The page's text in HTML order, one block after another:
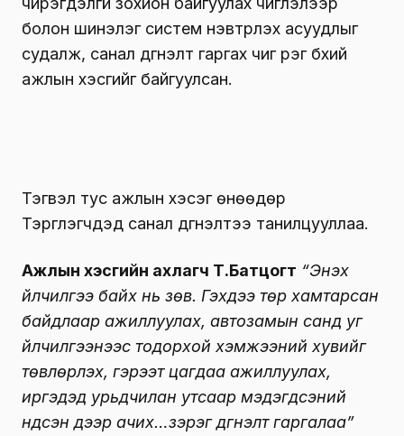
болон шинэлэг систем нэвтрүүлэх асуудлыг
судалж, санал дүгнэлт гаргах чиг үүрэг бүхий
ажлын хэсгийг байгуулсан.
Тэгвэл тус ажлын хэсэг өнөөдөр
Тэргүүлэгчдэд санал дүгнэлтээ танилцууллаа.
Ажлын хэсгийн ахлагч Т.Батцогт “Энэхүү
үйлчилгээ байх нь зөв. Гэхдээ төр хамтарсан
байдлаар ажиллуулах, автозамын санд уг
үйлчилгээнээс тодорхой хэмжээний хувийг
төвлөрүүлэх, гэрээт цагдаа ажиллуулах,
иргэдэд урьдчилан утсаар мэдэгдсэний
үндсэн дээр ачих…зэрэг дүгнэлт гаргалаа”